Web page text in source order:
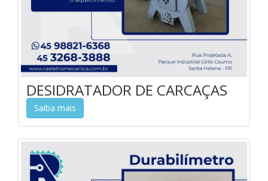
DESIDRATADOR DE CARCAÇAS
Saiba mais